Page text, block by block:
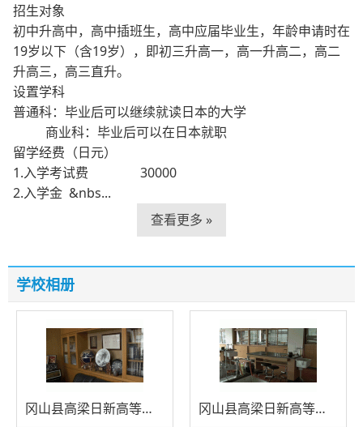
招生对象
初中升高中，高中插班生，高中应届毕业生，年龄申请时在
19岁以下（含19岁），即初三升高一，高一升高二，高二
升高三，高三直升。
设置学科
普通科：毕业后可以继续就读日本的大学
商业科：毕业后可以在日本就职
留学经费（日元）
1.入学考试费 30000
2.入学金 &nbs...
查看更多 »
学校相册
冈山县高梁日新高等学校综合相册１ 冈山县高梁日新高等学校综合相册２